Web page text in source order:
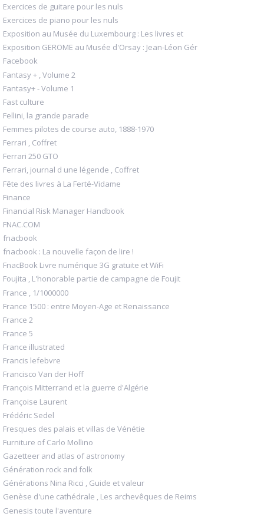
Exercices de guitare pour les nuls
Exercices de piano pour les nuls
Exposition au Musée du Luxembourg : Les livres et
Exposition GEROME au Musée d'Orsay : Jean-Léon Gér
Facebook
Fantasy + , Volume 2
Fantasy+ - Volume 1
Fast culture
Fellini, la grande parade
Femmes pilotes de course auto, 1888-1970
Ferrari , Coffret
Ferrari 250 GTO
Ferrari, journal d une légende , Coffret
Fête des livres à La Ferté-Vidame
Finance
Financial Risk Manager Handbook
FNAC.COM
fnacbook
fnacbook : La nouvelle façon de lire !
FnacBook Livre numérique 3G gratuite et WiFi
Foujita , L'honorable partie de campagne de Foujit
France , 1/1000000
France 1500 : entre Moyen-Age et Renaissance
France 2
France 5
France illustrated
Francis lefebvre
Francisco Van der Hoff
François Mitterrand et la guerre d'Algérie
Françoise Laurent
Frédéric Sedel
Fresques des palais et villas de Vénétie
Furniture of Carlo Mollino
Gazetteer and atlas of astronomy
Génération rock and folk
Générations Nina Ricci , Guide et valeur
Genèse d'une cathédrale , Les archevêques de Reims
Genesis toute l'aventure